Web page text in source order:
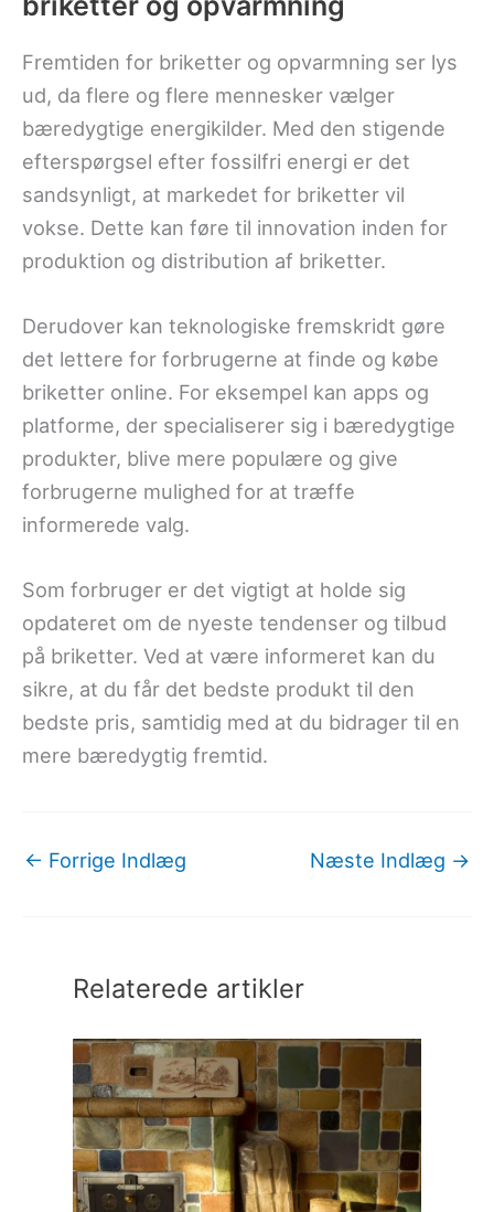
Fremtiden for briketter og opvarmning ser lys
ud, da flere og flere mennesker vælger
bæredygtige energikilder. Med den stigende
efterspørgsel efter fossilfri energi er det
sandsynligt, at markedet for briketter vil
vokse. Dette kan føre til innovation inden for
produktion og distribution af briketter.
Derudover kan teknologiske fremskridt gøre
det lettere for forbrugerne at finde og købe
briketter online. For eksempel kan apps og
platforme, der specialiserer sig i bæredygtige
produkter, blive mere populære og give
forbrugerne mulighed for at træffe
informerede valg.
Som forbruger er det vigtigt at holde sig
opdateret om de nyeste tendenser og tilbud
på briketter. Ved at være informeret kan du
sikre, at du får det bedste produkt til den
bedste pris, samtidig med at du bidrager til en
mere bæredygtig fremtid.
← Forrige Indlæg Næste Indlæg →
Relaterede artikler